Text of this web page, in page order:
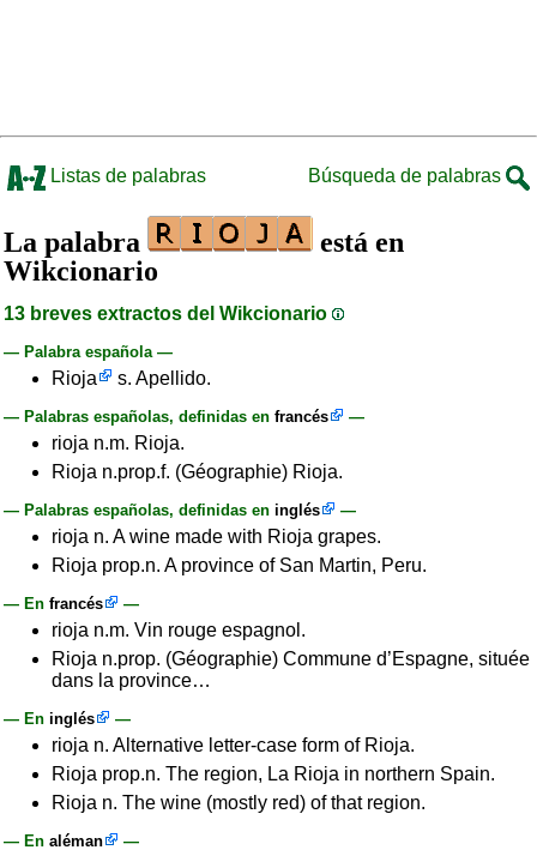
Listas de palabras Búsqueda de palabras
La palabra
está en
Wikcionario
13 breves extractos del Wikcionario
— Palabra española —
Rioja s. Apellido.
— Palabras españolas, definidas en francés —
rioja n.m. Rioja.
Rioja n.prop.f. (Géographie) Rioja.
— Palabras españolas, definidas en inglés —
rioja n. A wine made with Rioja grapes.
Rioja prop.n. A province of San Martin, Peru.
— En francés —
rioja n.m. Vin rouge espagnol.
Rioja n.prop. (Géographie) Commune d’Espagne, située
dans la province…
— En inglés —
rioja n. Alternative letter-case form of Rioja.
Rioja prop.n. The region, La Rioja in northern Spain.
Rioja n. The wine (mostly red) of that region.
— En aléman —